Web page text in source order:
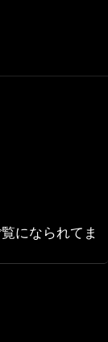
になられてま